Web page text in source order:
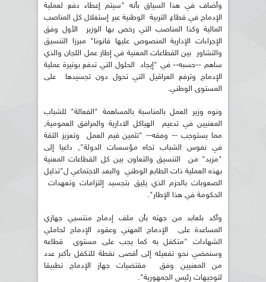
وأضاف في هذا السياق بأنه "سيتم إعطاء دفع لعملية
الإدماج في قطاع التربية الوطنية عبر إستغلال كل المناصب
المالية وكذا المناصب التي رخص بها الوزير الأول وفق
الإجراءات الإدارية المنصوص عليها قانونا" مبرزا التنسيق
والتشاور بين القطاعات المعنية في إطار عمل اللجان والذي
ساهم --حسبه-- في "إيجاد الحلول التي تدفع بوتيرة عملية
الإدماج وترفع العراقيل التي تحول دون تجسيدها على
المستوى الوطني.
ونوه وزير العمل بالمناسبة بالمساهمة "الفعالة" للشباب
المعنيين في تدعيم الهياكل الادارية والمرافق العمومية,
مما يستوجب -- وفقه-- "تثمين قيم العمل وتعزيز الثقة
في نفوس الشباب تجاه مؤسسات الدولة", داعيا إلى
"مزيد" من التنسيق والتعاون بين كل القطاعات المعنية
بهذه العملية ذات الطابع الوطني والبعد الاجتماعي ل"تذليل
الصعوبات بالحزم الذي يليق بتجسيد إلتزامات وتعهدات
الحكومة في هذا الإطار".
وأكد بلعابد من جهته بأن ملف إدماج منتسبي جهازي
المساعدة على الإدماج المهني وعقود الإدماج لحاملي
الشهادات "متكفل به كما يجب على مستوى قطاعه
وسنمضي نحو تفعيله إلى أقصى نقطة للتكفل بأكبر عدد
من المعنيين وفق مقتضيات جهاز الإدماج تطبيقا
لتوجيهات رئيس الجمهورية".